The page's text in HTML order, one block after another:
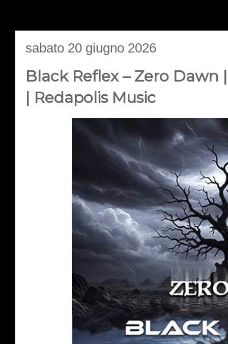
sabato 20 giugno 2026
Black Reflex – Zero
| Redapolis Music